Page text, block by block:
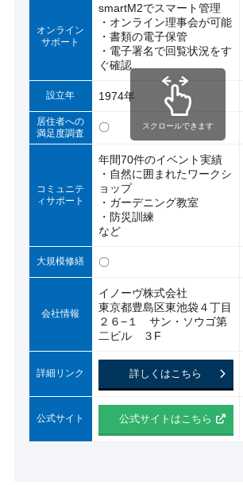
オンライン
サポート
smartM2でスマート管理
・オンライン理事会が可能
・書類の電子保管
・電子署名で回覧状況をす
ぐ確認
設立年 1974年
居住者への
満足度調査
〇
コミュニテ
ィサポート
年間70件のイベント実績
・自然に囲まれたワークシ
ョップ
・ガーデニング教室
・防災訓練
など
大規模修繕 〇
会社情報
イノーヴ株式会社
東京都豊島区東池袋４丁目
２６−１ サン・ソウゴ第
二ビル ３F
詳細リンク 詳しくはこちら
公式サイト 公式サイトはこちら
スクロールできます